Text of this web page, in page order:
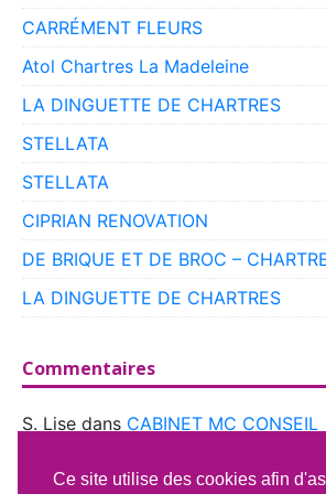
CARRÉMENT FLEURS
Atol Chartres La Madeleine
LA DINGUETTE DE CHARTRES
STELLATA
STELLATA
CIPRIAN RENOVATION
DE BRIQUE ET DE BROC –
LA DINGUETTE DE CHARTRES
Commentaires
S. Lise dans CABINET MC CONSEIL
BEAUCE
Ce site utilise des cookies afin